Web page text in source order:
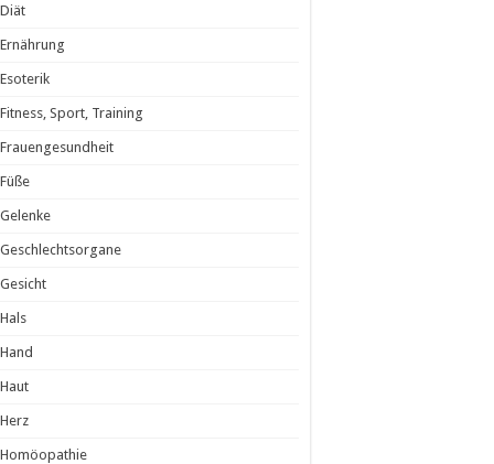
Diät
Ernährung
Esoterik
Fitness, Sport, Training
Frauengesundheit
Füße
Gelenke
Geschlechtsorgane
Gesicht
Hals
Hand
Haut
Herz
Homöopathie